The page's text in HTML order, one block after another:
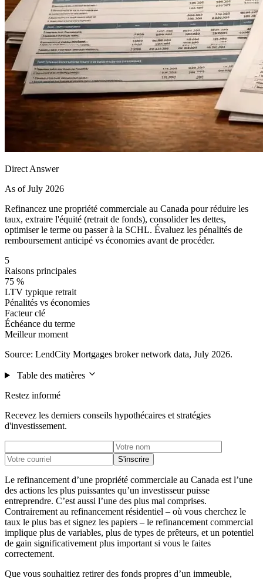
Direct Answer
As of July 2026
Refinancez une propriété commerciale au Canada pour réduire les
taux, extraire l'équité (retrait de fonds), consolider les dettes,
optimiser le terme ou passer à la SCHL. Évaluez les pénalités de
remboursement anticipé vs économies avant de procéder.
5
Raisons principales
75 %
LTV typique retrait
Pénalités vs économies
Facteur clé
Échéance du terme
Meilleur moment
Source: LendCity Mortgages broker network data, July 2026.
Table des matières
Restez informé
Recevez les derniers conseils hypothécaires et stratégies
d'investissement.
S'inscrire
Le refinancement d’une propriété commerciale au Canada est l’une
des actions les plus puissantes qu’un investisseur puisse
entreprendre. C’est aussi l’une des plus mal comprises.
Contrairement au refinancement résidentiel – où vous cherchez le
taux le plus bas et signez les papiers – le refinancement commercial
implique plus de variables, plus de types de prêteurs, et un potentiel
de gain significativement plus important si vous le faites
correctement.
Que vous souhaitiez retirer des fonds propres d’un immeuble,